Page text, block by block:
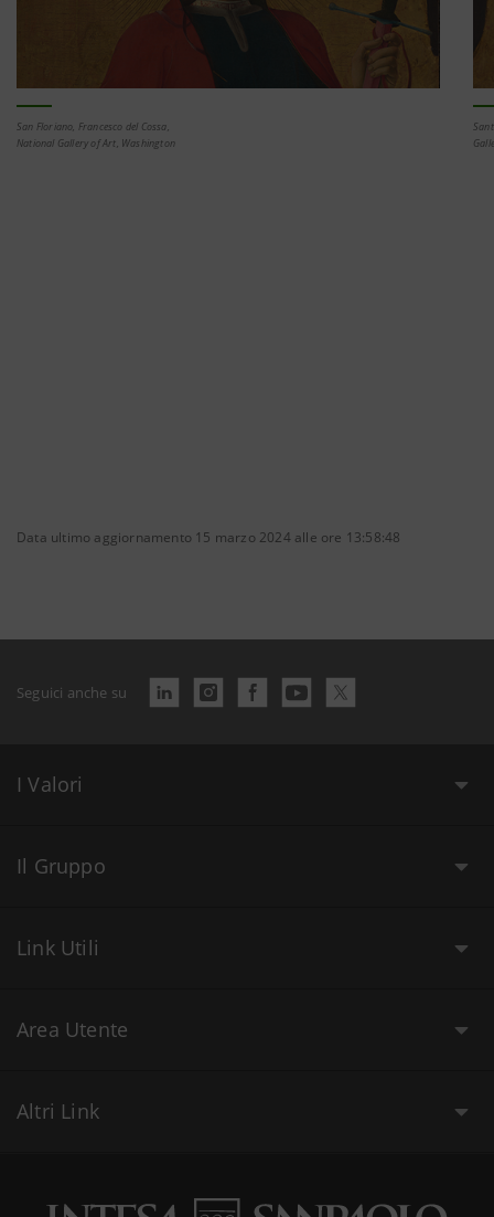
San Floriano, Francesco del Cossa,
National Gallery of Art, Washington
Data ultimo aggiornamento 15 marzo 2024 alle ore 13:58:48
Seguici anche su
I Valori
Il Gruppo
Link Utili
Area Utente
Altri Link